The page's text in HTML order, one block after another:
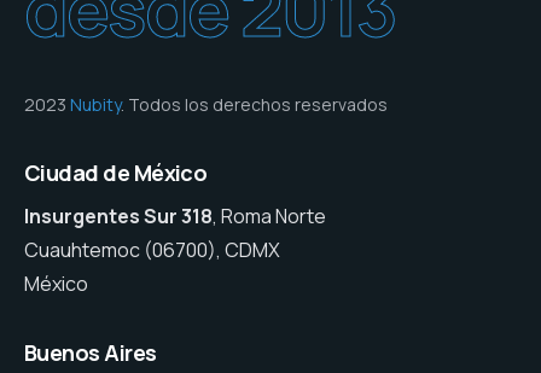
2023 Nubity. Todos los derechos reservados
Ciudad de México
Insurgentes Sur 318, Roma Norte
Cuauhtemoc (06700), CDMX
México
Buenos Aires